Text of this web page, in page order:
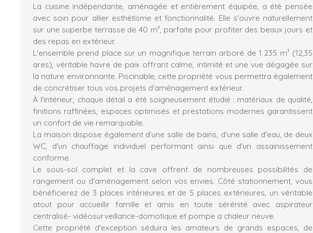
La cuisine indépendante, aménagée et entièrement équipée, a été pensée
avec soin pour allier esthétisme et fonctionnalité. Elle s'ouvre naturellement
sur une superbe terrasse de 40 m², parfaite pour profiter des beaux jours et
des repas en extérieur.
L'ensemble prend place sur un magnifique terrain arboré de 1 235 m² (12,35
ares), véritable havre de paix offrant calme, intimité et une vue dégagée sur
la nature environnante. Piscinable, cette propriété vous permettra également
de concrétiser tous vos projets d'aménagement extérieur.
À l'intérieur, chaque détail a été soigneusement étudié : matériaux de qualité,
finitions raffinées, espaces optimisés et prestations modernes garantissent
un confort de vie remarquable.
La maison dispose également d'une salle de bains, d'une salle d'eau, de deux
WC, d'un chauffage individuel performant ainsi que d'un assainissement
conforme.
Le sous-sol complet et la cave offrent de nombreuses possibilités de
rangement ou d'aménagement selon vos envies. Côté stationnement, vous
bénéficierez de 3 places intérieures et de 5 places extérieures, un véritable
atout pour accueillir famille et amis en toute sérénité avec aspirateur
centralisé- vidéosurveillance-domotique et pompe a chaleur neuve.
Cette propriété d'exception séduira les amateurs de grands espaces, de